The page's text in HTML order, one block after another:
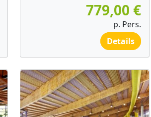
779,00 €
p. Pers.
Details